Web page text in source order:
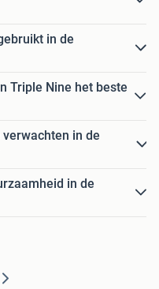
in de
Triple Nine het beste
in de
in de